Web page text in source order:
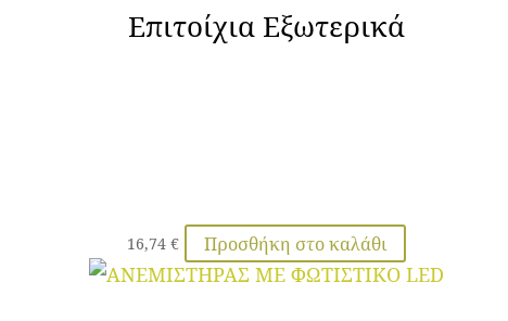
Επιτοίχια Εξωτερικά
16,74 € Προσθήκη στο καλάθι